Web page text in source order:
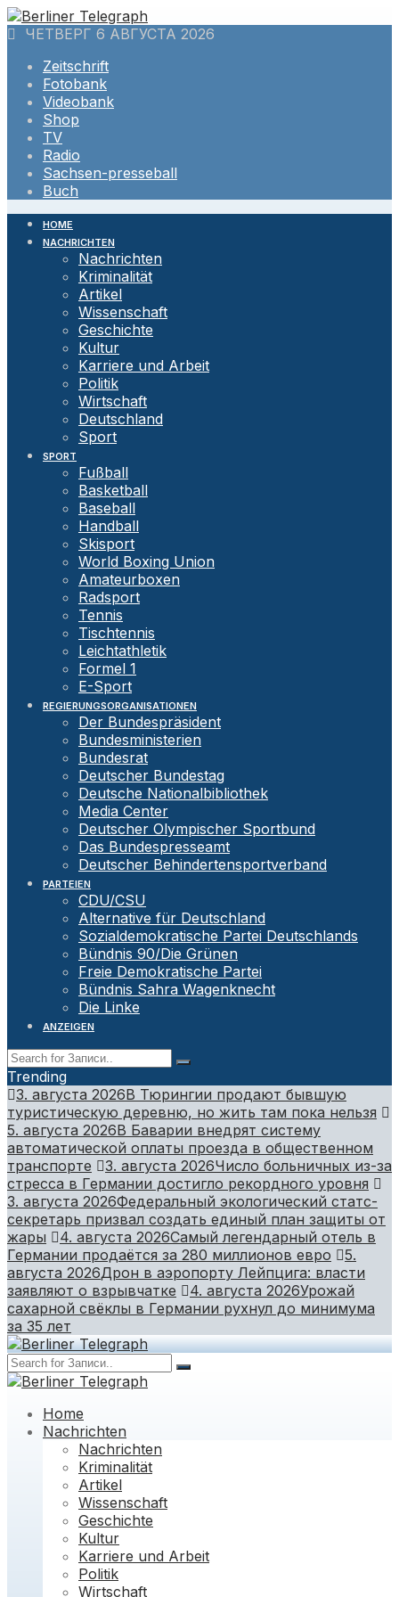
Skip
to ЧЕТВЕРГ 6 АВГУСТА 2026
Zeitschrift
Fotobank
Videobank
Shop
TV
Radio
Sachsen-presseball
Buch
HOME
NACHRICHTEN
Nachrichten
Kriminalität
Artikel
Wissenschaft
Geschichte
Kultur
Karriere und Arbeit
Politik
Wirtschaft
Deutschland
Sport
SPORT
Fußball
Basketball
Baseball
Handball
Skisport
World Boxing Union
Amateurboxen
Radsport
Tennis
Tischtennis
Leichtathletik
Formel 1
E-Sport
REGIERUNGSORGANISATIONEN
Der Bundespräsident
Bundesministerien
Bundesrat
Deutscher Bundestag
Deutsche Nationalbibliothek
Media Center
Deutscher Olympischer Sportbund
Das Bundespresseamt
Deutscher Behindertensportverband
PARTEIEN
CDU/CSU
Alternative für Deutschland
Sozialdemokratische Partei Deutschlands
Bündnis 90/Die Grünen
Freie Demokratische Partei
Bündnis Sahra Wagenknecht
Die Linke
ANZEIGEN
Trending
3. августа 2026В Тюрингии продают бывшую
туристическую деревню, но жить там пока нельзя
5. августа 2026В Баварии внедрят систему
автоматической оплаты проезда в общественном
транспорте
3. августа 2026Число больничных из-за
стресса в Германии достигло рекордного уровня
3. августа 2026Федеральный экологический статс-
секретарь призвал создать единый план защиты от
жары
4. августа 2026Самый легендарный отель в
Германии продаётся за 280 миллионов евро
5.
августа 2026Дрон в аэропорту Лейпцига: власти
заявляют о взрывчатке
4. августа 2026Урожай
сахарной свёклы в Германии рухнул до минимума
за 35 лет
Home
Nachrichten
Nachrichten
Kriminalität
Artikel
Wissenschaft
Geschichte
Kultur
Karriere und Arbeit
Politik
Wirtschaft